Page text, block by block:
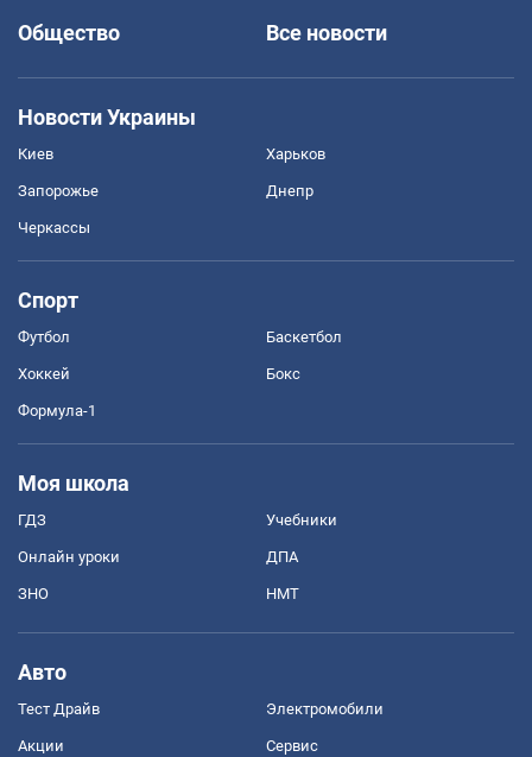
Общество
Все новости
Новости Украины
Киев Харьков
Запорожье Днепр
Черкассы
Спорт
Футбол Баскетбол
Хоккей Бокс
Формула-1
Моя школа
ГДЗ Учебники
Онлайн уроки ДПА
ЗНО НМТ
Авто
Тест Драйв Электромобили
Акции Сервис